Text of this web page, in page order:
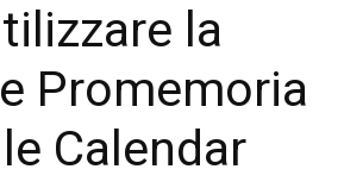
la
Promemoria
Calendar